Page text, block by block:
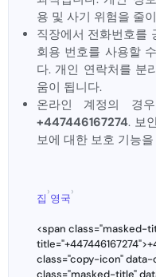
용 및 사기 위험을 줄
직장에서 전화번호를
회용 번호를 사용할
다. 개인 연락처를 분
움이 됩니다.
온라인 계정의 경
+447446167274. 보
보에 대한 보호 기능
집
›
영국
›
<span class="masked-
class="copy-icon"